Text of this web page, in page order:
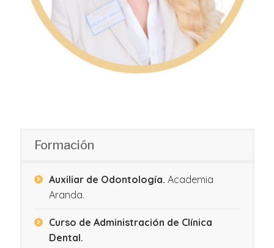
Formación
Auxiliar de Odontología. Academia
Aranda.
Curso de Administración de Clínica
Dental.